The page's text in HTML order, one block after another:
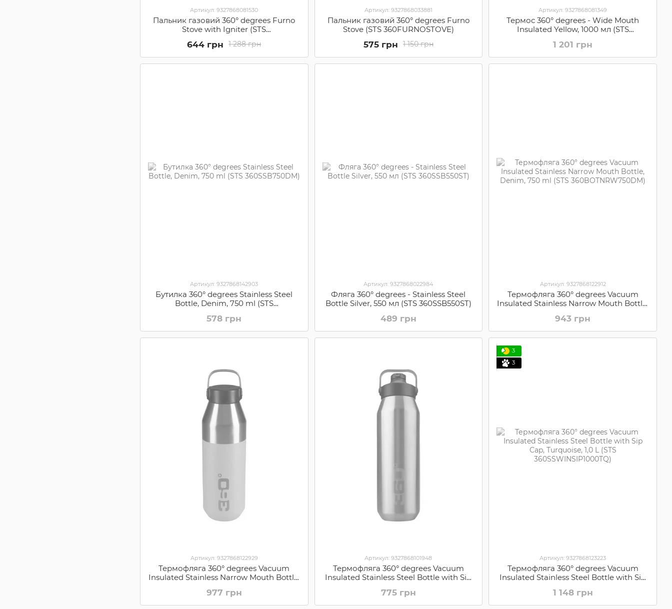
Артикул: 9327868081530
Пальник газовий 360° degrees Furno
Stove with Igniter (STS
1 288 грн
644 грн
Артикул: 9327868033881
Пальник газовий 360° degrees Furno
Stove (STS 360FURNOSTOVE)
1 150 грн
575 грн
Артикул: 9327868081349
Термос 360° degrees - Wide Mouth
Insulated Yellow, 1000 мл (STS
1 201 грн
Артикул: 9327868142903
Бутилка 360° degrees Stainless Steel
Bottle, Denim, 750 ml (STS
578 грн
Артикул: 9327868022984
Фляга 360° degrees - Stainless Steel
Bottle Silver, 550 мл (STS 360SSB550ST)
489 грн
Артикул: 9327868122912
Термофляга 360° degrees Vacuum
Insulated Stainless Narrow Mouth Bottle,
360BOTNRW750DM)
943 грн
Артикул: 9327868122929
Термофляга 360° degrees Vacuum
Insulated Stainless Narrow Mouth Bottle,
360BOTNRW750TQ)
977 грн
Артикул: 9327868101948
Термофляга 360° degrees Vacuum
Insulated Stainless Steel Bottle with Sip
360SSWINSIP1000SLR)
775 грн
3
3
Артикул: 9327868123223
Термофляга 360° degrees Vacuum
Insulated Stainless Steel Bottle with Sip
360SSWINSIP1000TQ)
1 148 грн